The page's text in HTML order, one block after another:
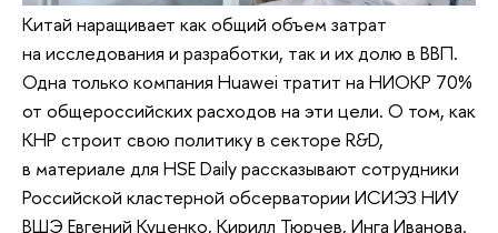
Китай наращивает как общий объем затрат
на исследования и разработки, так и их долю в ВВП.
Одна только компания Huawei тратит на НИОКР 70%
от общероссийских расходов на эти цели. О том, как
КНР строит свою политику в секторе R&D,
в материале для HSE Daily рассказывают сотрудники
Российской кластерной обсерватории ИСИЭЗ НИУ
ВШЭ Евгений Куценко, Кирилл Тюрчев, Инга Иванова.